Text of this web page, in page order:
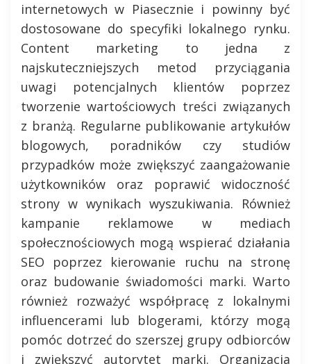
internetowych w Piasecznie i powinny być
dostosowane do specyfiki lokalnego rynku.
Content marketing to jedna z
najskuteczniejszych metod przyciągania
uwagi potencjalnych klientów poprzez
tworzenie wartościowych treści związanych
z branżą. Regularne publikowanie artykułów
blogowych, poradników czy studiów
przypadków może zwiększyć zaangażowanie
użytkowników oraz poprawić widoczność
strony w wynikach wyszukiwania. Również
kampanie reklamowe w mediach
społecznościowych mogą wspierać działania
SEO poprzez kierowanie ruchu na stronę
oraz budowanie świadomości marki. Warto
również rozważyć współpracę z lokalnymi
influencerami lub blogerami, którzy mogą
pomóc dotrzeć do szerszej grupy odbiorców
i zwiększyć autorytet marki. Organizacja